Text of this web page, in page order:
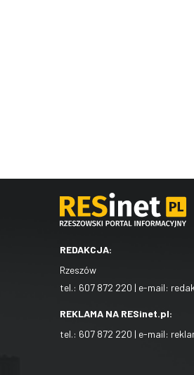
REDAKCJA:
Rzeszów
tel.: 607 872 220 | e-mail:
REKLAMA NA RESinet.pl:
tel.: 607 872 220 | e-mail: